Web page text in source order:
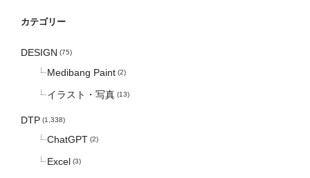
カテゴリー
DESIGN (75)
Medibang Paint (2)
イラスト・写真 (13)
DTP (1,338)
ChatGPT (2)
Excel (3)